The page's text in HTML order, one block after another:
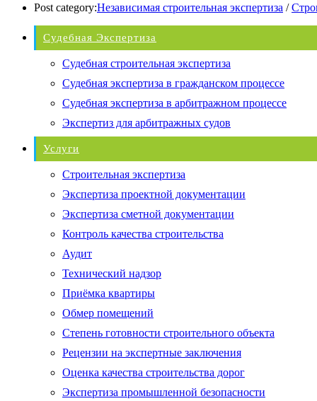
Post category:Независимая строительная экспертиза /
Судебная Экспертиза
Судебная строительная экспертиза
Судебная экспертиза в гражданском процессе
Судебная экспертиза в арбитражном процессе
Экспертиз для арбитражных судов
Услуги
Строительная экспертиза
Экспертиза проектной документации
Экспертиза сметной документации
Контроль качества строительства
Аудит
Технический надзор
Приёмка квартиры
Обмер помещений
Степень готовности строительного объекта
Рецензии на экспертные заключения
Оценка качества строительства дорог
Экспертиза промышленной безопасности